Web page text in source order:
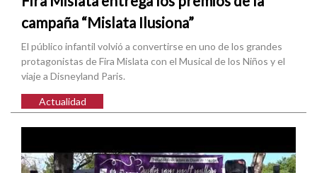
campaña “Mislata Ilusiona”
El público infantil volvió a convertirse en uno de los grandes
protagonistas de Fira Mislata con el Musical de los Niños y el
viaje a Disneyland Paris.
Actualidad